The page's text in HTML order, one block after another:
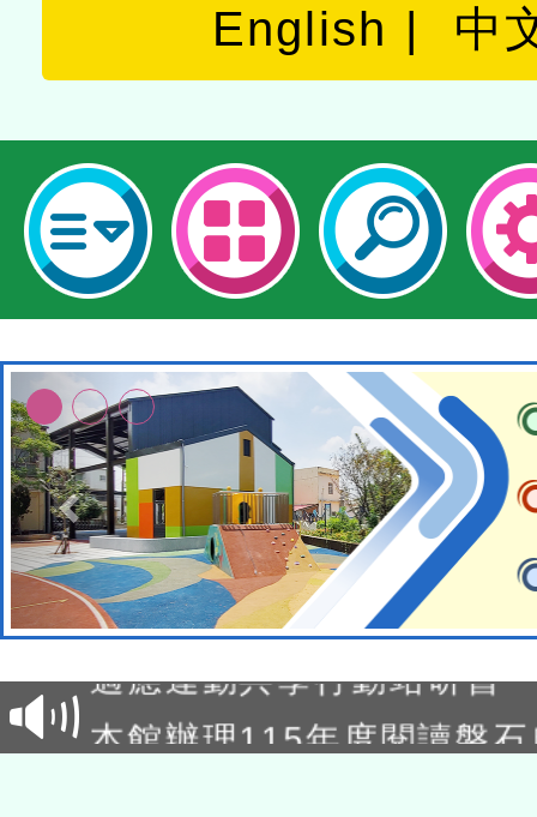
English 中
本校115學年度第2次代理
本館辦理115年度閱讀磐